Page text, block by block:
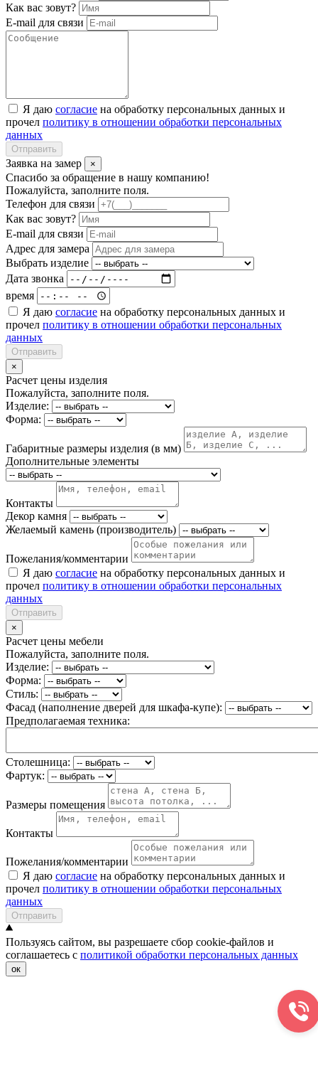
Как вас зовут?
E-mail для связи
Я даю согласие на обработку персональных данных и
прочел политику в отношении обработки персональных
данных
Отправить
Заявка на замер ×
Спасибо за обращение в нашу компанию!
Пожалуйста, заполните поля.
Телефон для связи
Как вас зовут?
E-mail для связи
Адрес для замера
Выбрать изделие
Дата звонка
время
Я даю согласие на обработку персональных данных и
прочел политику в отношении обработки персональных
данных
Отправить
×
Расчет цены изделия
Пожалуйста, заполните поля.
Изделие:
Форма:
Габаритные размеры изделия (в мм)
Дополнительные элементы
Контакты
Декор камня
Желаемый камень (производитель)
Пожелания/комментарии
Я даю согласие на обработку персональных данных и
прочел политику в отношении обработки персональных
данных
Отправить
×
Расчет цены мебели
Пожалуйста, заполните поля.
Изделие:
Форма:
Стиль:
Фасад (наполнение дверей для шкафа-купе):
Предполагаемая техника:
Столешница:
Фартук:
Размеры помещения
Контакты
Пожелания/комментарии
Я даю согласие на обработку персональных данных и
прочел политику в отношении обработки персональных
данных
Отправить
Пользуясь сайтом, вы разрешаете сбор cookie-файлов и
соглашаетесь с политикой обработки персональных данных
ок